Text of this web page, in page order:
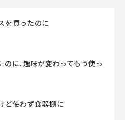
を買ったのに
のに､趣味が変わってもう使っ
ど使わず食器棚に